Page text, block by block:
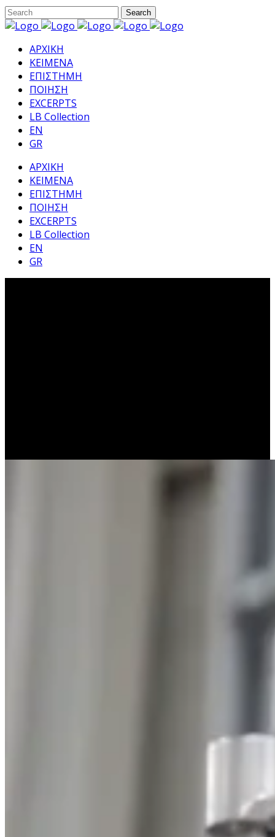
ΑΡΧΙΚΗ
ΚΕΙΜΕΝΑ
ΕΠΙΣΤΗΜΗ
ΠΟΙΗΣΗ
EXCERPTS
LB Collection
EN
GR
ΑΡΧΙΚΗ
ΚΕΙΜΕΝΑ
ΕΠΙΣΤΗΜΗ
ΠΟΙΗΣΗ
EXCERPTS
LB Collection
EN
GR